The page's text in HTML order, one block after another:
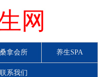
网
桑拿会所 养生SPA
联系我们